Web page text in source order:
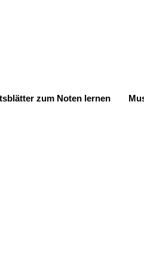
zum Noten lernen